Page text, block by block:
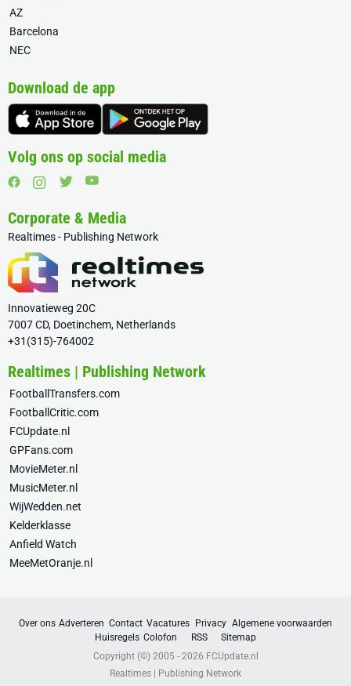
AZ
Barcelona
NEC
Download de app
Volg ons op social media
Corporate & Media
Realtimes - Publishing Network
Innovatieweg 20C
7007 CD, Doetinchem, Netherlands
+31(315)-764002
Realtimes | Publishing Network
FootballTransfers.com
FootballCritic.com
FCUpdate.nl
GPFans.com
MovieMeter.nl
MusicMeter.nl
WijWedden.net
Kelderklasse
Anfield Watch
MeeMetOranje.nl
Over ons Adverteren Contact Vacatures Privacy Algemene voorwaarden
Huisregels Colofon RSS
Sitemap
Copyright (©) 2005 - 2026 FCUpdate.nl
Realtimes | Publishing Network